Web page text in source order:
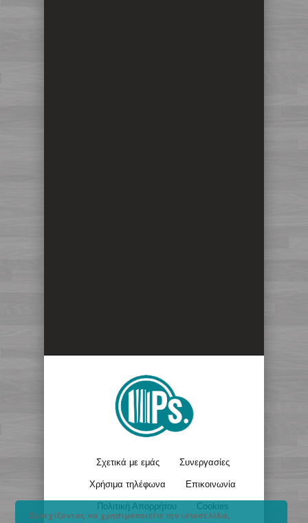
Σχετικά με εμάς Συνεργασίες
Χρήσιμα τηλέφωνα Επικοινωνία
Πολιτική Απορρήτου
Cookies
Συνεχίζοντας να χρησιμοποιείτε την ιστοσελίδα,